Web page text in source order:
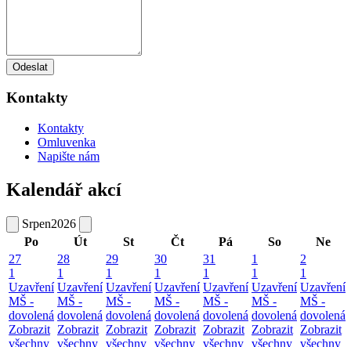
Odeslat
Kontakty
Kontakty
Omluvenka
Napište nám
Kalendář akcí
Srpen2026
Po
Út St Čt Pá So
Ne
27
1
Uzavření
MŠ -
dovolená
Zobrazit
všechny
28
1
Uzavření
MŠ -
dovolená
Zobrazit
všechny
29
1
Uzavření
MŠ -
dovolená
Zobrazit
všechny
30
1
Uzavření
MŠ -
dovolená
Zobrazit
všechny
31
1
Uzavření
MŠ -
dovolená
Zobrazit
všechny
1
1
Uzavření
MŠ -
dovolená
Zobrazit
všechny
2
1
Uzavření
MŠ -
dovolená
Zobrazit
všechny